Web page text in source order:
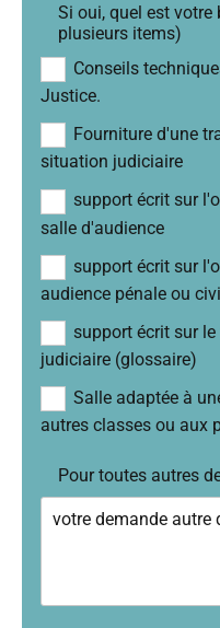
Si oui, quel est votre
plusieurs items)
Conseils
Justice.
Fourniture d'une
situation judiciaire
support écrit sur
salle d'audience
support écrit sur
audience pénale ou
support écrit sur
judiciaire (glossaire)
Salle adaptée à
autres classes ou aux
Pour toutes autres